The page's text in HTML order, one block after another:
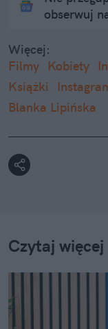
obserwuj
Więcej:
Filmy
Kobiety
Książki
Blanka Lipińska
Czytaj więcej